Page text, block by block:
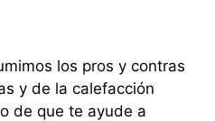
los pros y contras
y de la calefacción
de que te ayude a